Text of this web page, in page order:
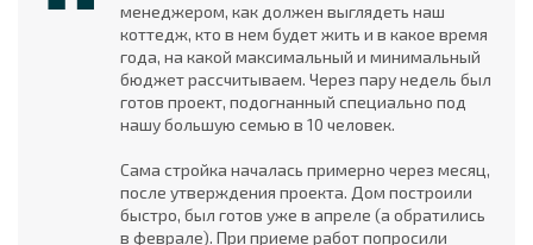
менеджером, как должен выглядеть наш
коттедж, кто в нем будет жить и в какое время
года, на какой максимальный и минимальный
бюджет рассчитываем. Через пару недель был
готов проект, подогнанный специально под
нашу большую семью в 10 человек.
Сама стройка началась примерно через месяц,
после утверждения проекта. Дом построили
быстро, был готов уже в апреле (а обратились
в феврале). При приеме работ попросили